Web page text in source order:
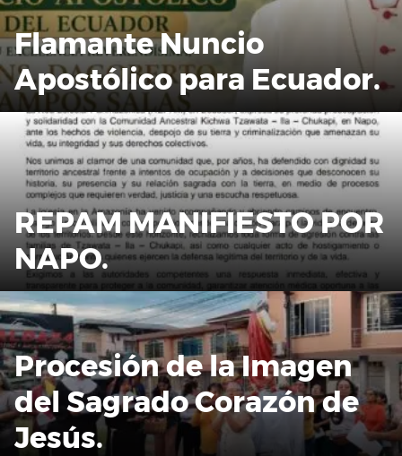
Flamante Nuncio
Apostólico para Ecuador.
REPAM MANIFIESTO POR
NAPO.
Procesión de la Imagen
del Sagrado Corazón de
Jesús.